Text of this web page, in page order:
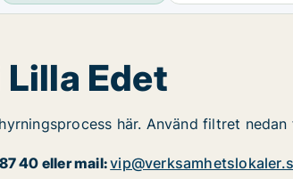
Edet
här. Använd filtret
40 eller mail: